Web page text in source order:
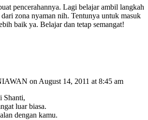
pencerahannya. Lagi belajar ambil langkah
zona nyaman nih. Tentunya untuk masuk
baik ya. Belajar dan tetap semangat!
on August 14, 2011 at 8:45 am
Shanti,
luar biasa.
dengan kamu.